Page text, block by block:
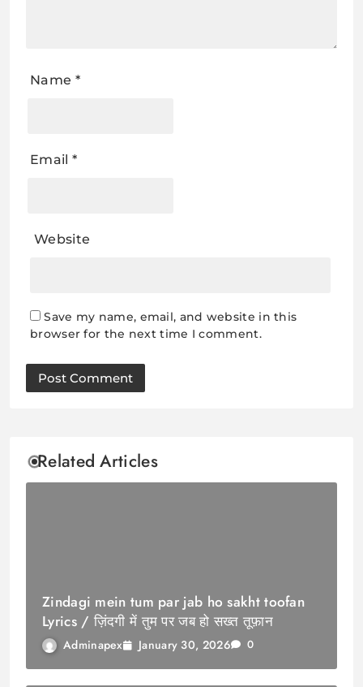
Name *
Email *
Website
Save my name, email, and website in this
browser for the next time I comment.
Related Articles
Zindagi mein tum par jab ho sakht toofan
Lyrics / ज़िंदगी में तुम पर जब हो सख्त तूफ़ान
Adminapex January 30, 2026 0